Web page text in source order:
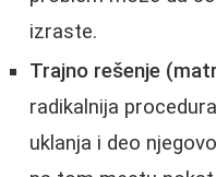
izraste.
Trajno rešenje
radikalnija
uklanja i deo